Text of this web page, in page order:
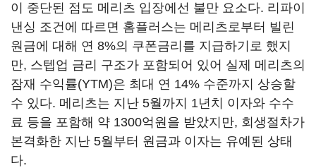
이 중단된 점도 메리츠 입장에선 불만 요소다. 리파이
낸싱 조건에 따르면 홈플러스는 메리츠로부터 빌린
원금에 대해 연 8%의 쿠폰금리를 지급하기로 했지
만, 스텝업 금리 구조가 포함되어 있어 실제 메리츠의
잠재 수익률(YTM)은 최대 연 14% 수준까지 상승할
수 있다. 메리츠는 지난 5월까지 1년치 이자와 수수
료 등을 포함해 약 1300억원을 받았지만, 회생절차가
본격화한 지난 5월부터 원금과 이자는 유예된 상태
다.